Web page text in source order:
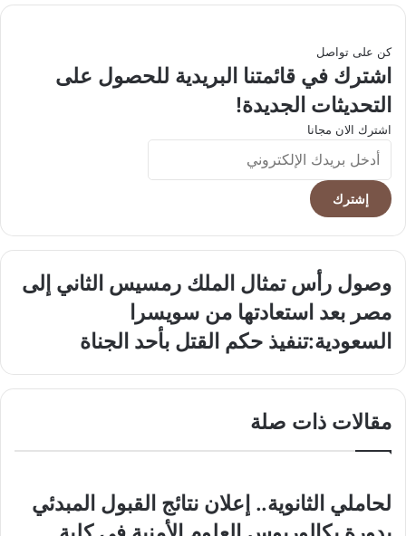
كن على تواصل
اشترك في قائمتنا البريدية للحصول على
التحديثات الجديدة!
اشترك الان مجانا
أدخل
بريدك
الإلكتروني
رأس
تمثال
الملك
رمسيس
الثاني
إلى
بعد
استعادتها
وصول رأس تمثال الملك رمسيس الثاني إلى
مصر بعد استعادتها من سويسرا
السعودية:تنفيذ
حكم
القتل
بأحد
الجناة
السعودية:تنفيذ حكم القتل بأحد الجناة
مقالات ذات صلة
لحاملي الثانوية.. إعلان نتائج القبول المبدئي